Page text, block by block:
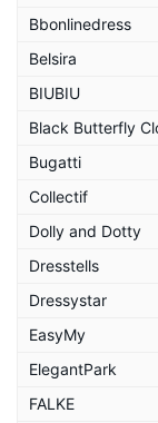
Bbonlinedress
Belsira
BIUBIU
Black Butterfly
Bugatti
Collectif
Dolly and Dotty
Dresstells
Dressystar
EasyMy
ElegantPark
FALKE